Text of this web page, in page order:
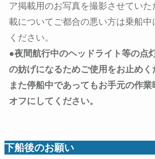
ア掲載用のお写真を撮影させていた
載についてご都合の悪い方は乗船中
ください。
●夜間航行中のヘッドライト等の点
の妨げになるためご使用をお止めく
また停船中であってもお手元の作
オフにしてください。
下船後のお願い